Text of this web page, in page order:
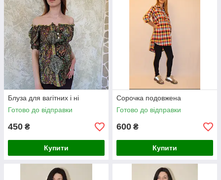
Блуза для вагітних і ні
Готово до відправки
450 ₴
Купити
Сорочка подовжена
Готово до відправки
600 ₴
Купити